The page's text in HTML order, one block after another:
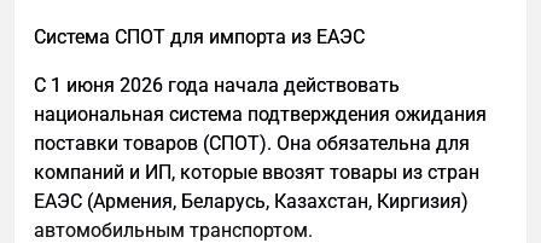
1. Сущности и контекст: кто вы и о чем сайт
Нейросети работают не с ключевыми словами, а с
сущностями. Для GEO важно, чтобы компания,
продукт и тематика были описаны однозначно и
без размытых формулировок.
Для этого необходимо:
Система СПОТ для импорта из ЕАЭС
С 1 июня 2026 года начала действовать
национальная система подтверждения ожидания
поставки товаров (СПОТ). Она обязательна для
компаний и ИП, которые ввозят товары из стран
ЕАЭС (Армения, Беларусь, Казахстан, Киргизия)
автомобильным транспортом.